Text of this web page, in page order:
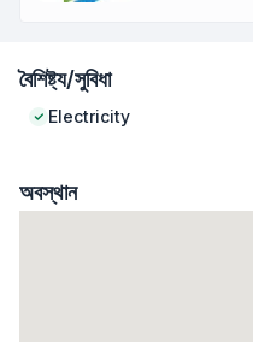
বৈশিষ্ট্য/সুবিধা
Electricity
অবস্থান